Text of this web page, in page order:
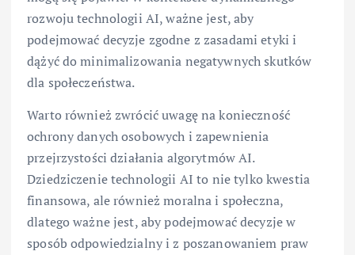
rozwoju technologii AI, ważne jest, aby
podejmować decyzje zgodne z zasadami etyki i
dążyć do minimalizowania negatywnych skutków
dla społeczeństwa.
Warto również zwrócić uwagę na konieczność
ochrony danych osobowych i zapewnienia
przejrzystości działania algorytmów AI.
Dziedziczenie technologii AI to nie tylko kwestia
finansowa, ale również moralna i społeczna,
dlatego ważne jest, aby podejmować decyzje w
sposób odpowiedzialny i z poszanowaniem praw